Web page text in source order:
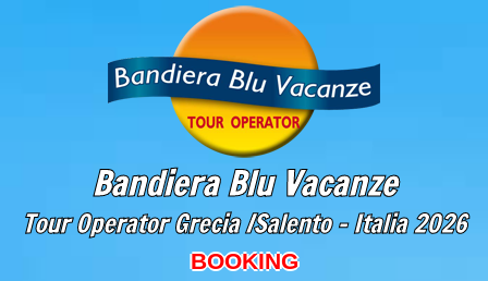
Bandiera Blu Vacanze
Tour Operator Grecia /Salento - Italia2026
BOOKING